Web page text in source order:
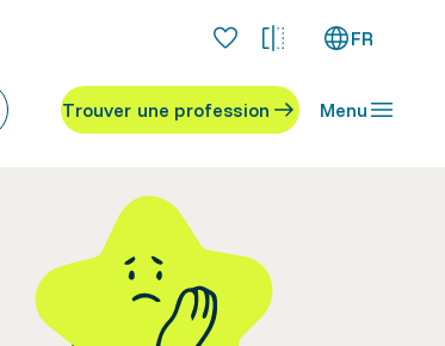
FR
Trouver une profession Menu